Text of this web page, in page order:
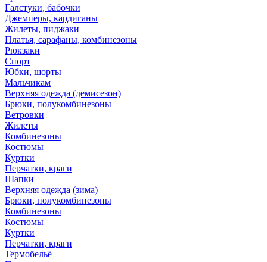
Галстуки, бабочки
Джемперы, кардиганы
Жилеты, пиджаки
Платья, сарафаны, комбинезоны
Рюкзаки
Спорт
Юбки, шорты
Мальчикам
Верхняя одежда (демисезон)
Брюки, полукомбинезоны
Ветровки
Жилеты
Комбинезоны
Костюмы
Куртки
Перчатки, краги
Шапки
Верхняя одежда (зима)
Брюки, полукомбинезоны
Комбинезоны
Костюмы
Куртки
Перчатки, краги
Термобельё